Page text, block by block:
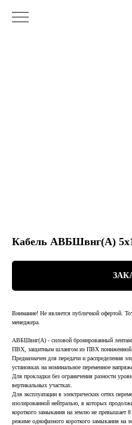
Кабель АВБШвнг(А)
Внимание! Не является публичной офертой.
менеджера.
АВБШвнг(А) - силовой бронированный
ПВХ, защитным шлангом из ПВХ пониженной
Предназначен для передачи и распределения
установках на номинальное переменное
Для прокладки без ограничения разности
вертикальных участках.
Для эксплуатации в электрических сетях
изолированной нейтралью, в которых
короткого замыкания на землю не превышает
режиме однофазного короткого замыкания на